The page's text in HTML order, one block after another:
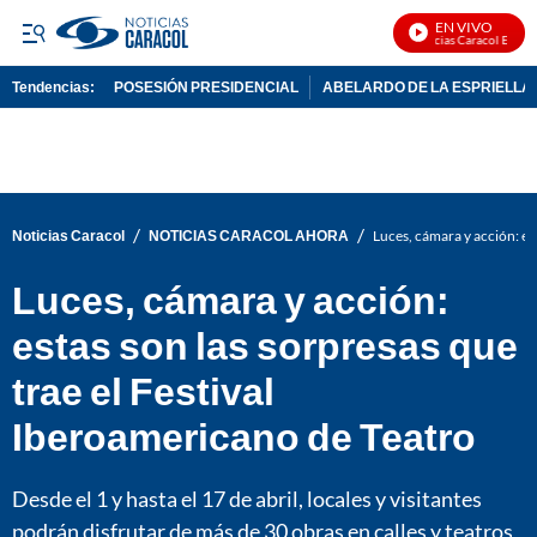
EN VIVO
Noticias Caracol En
Tendencias: POSESIÓN PRESIDENCIAL ABELARDO DE LA ESPRIELLA
Noticias Caracol / NOTICIAS CARACOL AHORA / Luces, cámara y acción:
Luces, cámara y acción:
estas son las sorpresas que
trae el Festival
Iberoamericano de Teatro
Desde el 1 y hasta el 17 de abril, locales y visitantes
podrán disfrutar de más de 30 obras en calles y teatros